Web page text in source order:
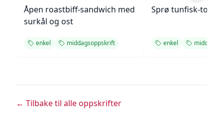
Åpen roastbiff-sandwich med
surkål og ost
enkel middagsoppskrift
Sprø tunfisk-
enkel
← Tilbake til alle oppskrifter